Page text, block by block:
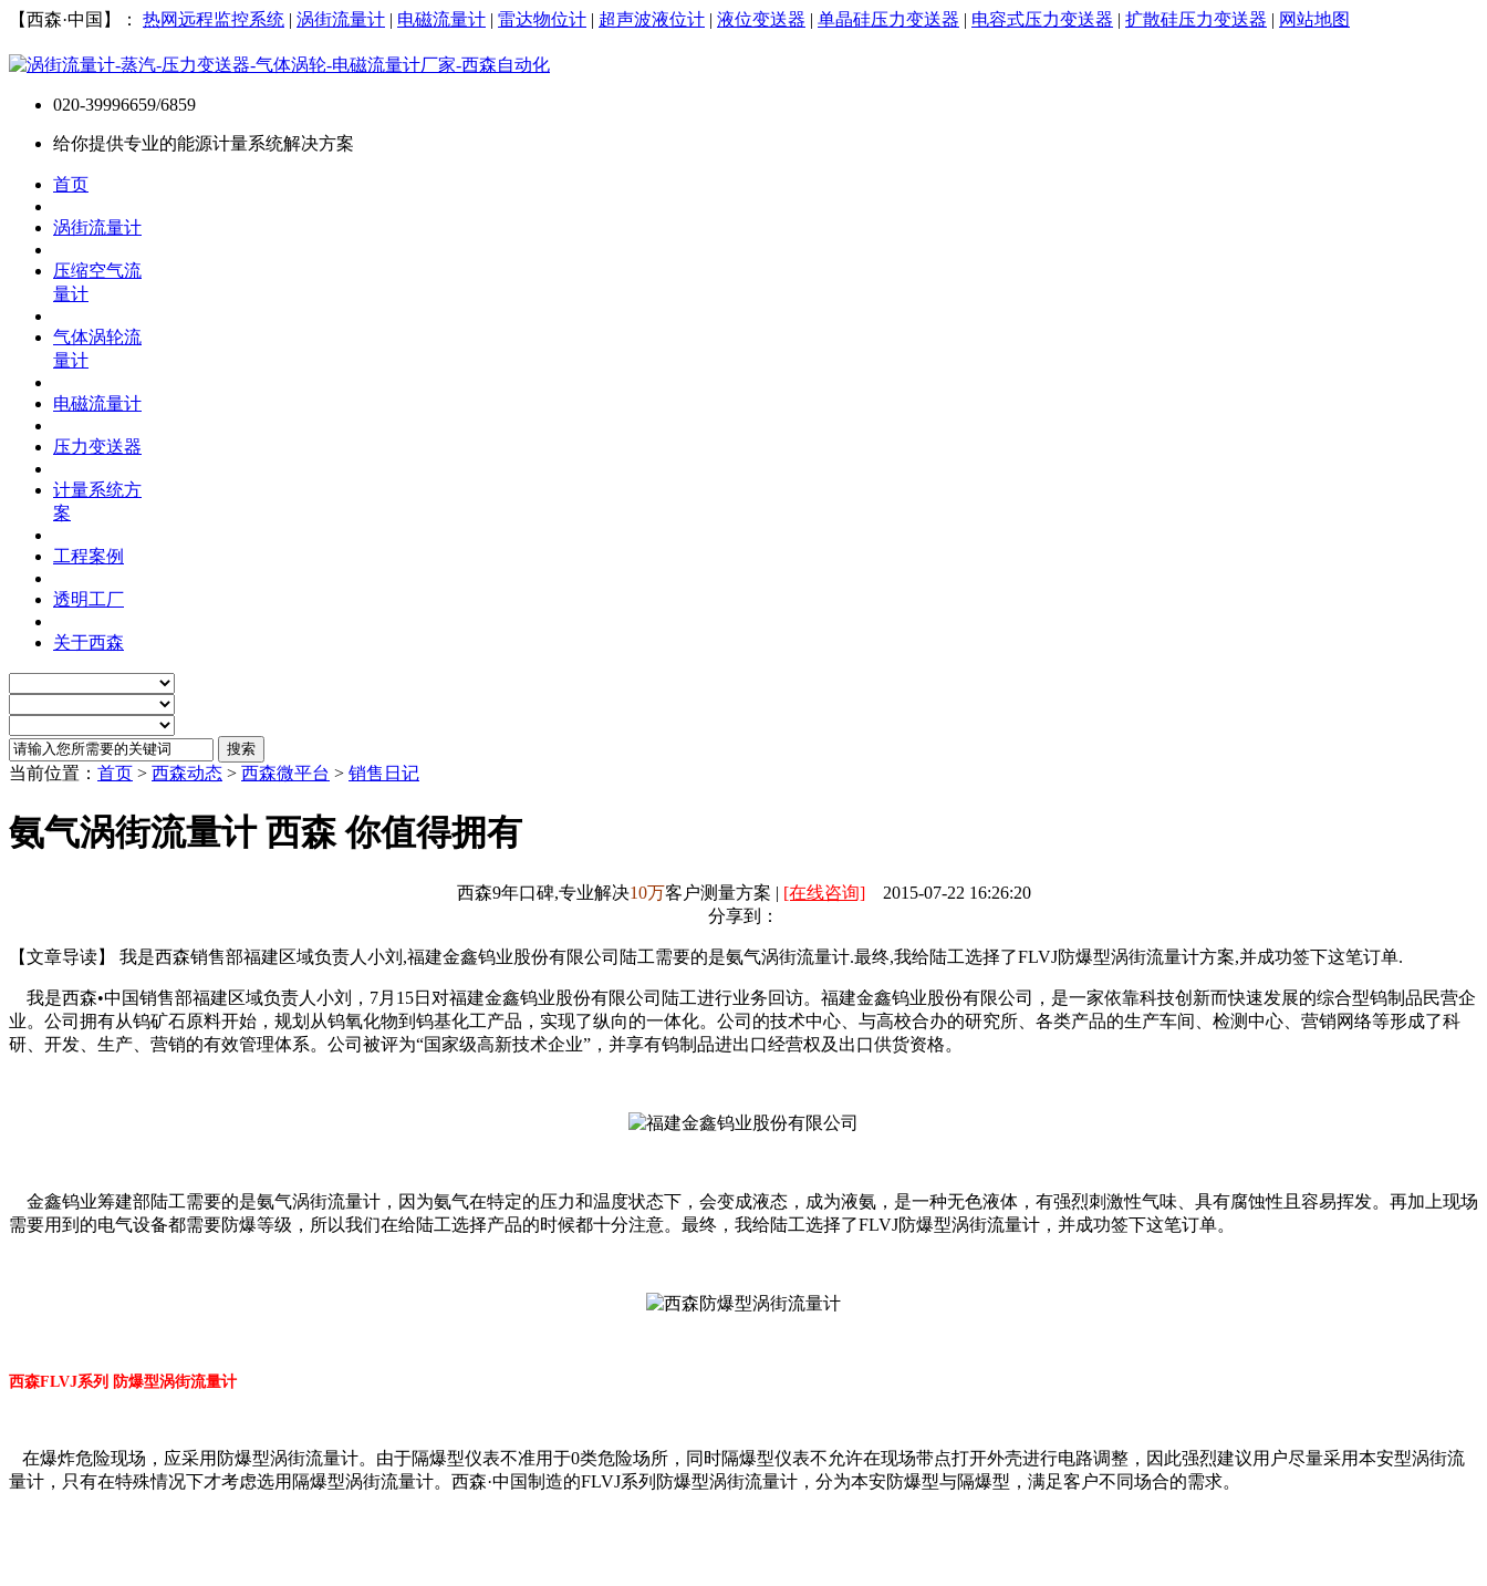
【西森·中国】： 热网远程监控系统 | 涡街流量计 | 电磁流量计 | 雷达物位计 | 超声波液位计 | 液位变送器 | 单晶硅压力变送器 | 电容式压力变送器 | 扩散硅压力变送器 | 网站地图
020-39996659/6859
给你提供专业的能源计量系统解决方案
首页
涡街流量计
压缩空气流
量计
气体涡轮流
量计
电磁流量计
压力变送器
计量系统方
案
工程案例
透明工厂
关于西森
当前位置： 首页 > 西森动态 > 西森微平台 > 销售日记
氨气涡街流量计 西森 你值得拥有
西森9年口碑,专业解决10万客户测量方案 | [在线咨询]2015-07-22 16:26:20
分享到：
【文章导读】 我是西森销售部福建区域负责人小刘,福建金鑫钨业股份有限公司陆工需要的是氨气涡街流量计.最终,我给陆工选择了FLVJ防爆型涡街流量计方案,并成功签下这笔订单.
我是西森•中国销售部福建区域负责人小刘，7月15日对福建金鑫钨业股份有限公司陆工进行业务回访。福建金鑫钨业股份有限公司，是一家依靠科技创新而快速发展的综合型钨制品民营企
业。公司拥有从钨矿石原料开始，规划从钨氧化物到钨基化工产品，实现了纵向的一体化。公司的技术中心、与高校合办的研究所、各类产品的生产车间、检测中心、营销网络等形成了科
研、开发、生产、营销的有效管理体系。公司被评为“国家级高新技术企业”，并享有钨制品进出口经营权及出口供货资格。
金鑫钨业筹建部陆工需要的是氨气涡街流量计，因为氨气在特定的压力和温度状态下，会变成液态，成为液氨，是一种无色液体，有强烈刺激性气味、具有腐蚀性且容易挥发。再加上现场
需要用到的电气设备都需要防爆等级，所以我们在给陆工选择产品的时候都十分注意。最终，我给陆工选择了FLVJ防爆型涡街流量计，并成功签下这笔订单。
西森FLVJ系列 防爆型涡街流量计
在爆炸危险现场，应采用防爆型涡街流量计。由于隔爆型仪表不准用于0类危险场所，同时隔爆型仪表不允许在现场带点打开外壳进行电路调整，因此强烈建议用户尽量采用本安型涡街流
量计，只有在特殊情况下才考虑选用隔爆型涡街流量计。西森·中国制造的FLVJ系列防爆型涡街流量计，分为本安防爆型与隔爆型，满足客户不同场合的需求。